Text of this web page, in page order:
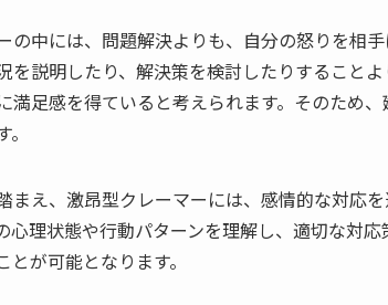
の中には、問題解決よりも、自分の怒りを相
を説明したり、解決策を検討したりすること
満足感を得ていると考えられます。そのため
まえ、激昂型クレーマーには、感情的な対応
心理状態や行動パターンを理解し、適切な対
とが可能となります。